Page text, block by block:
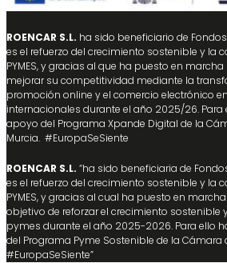
ROENCAR S.L. ha sido beneficiario de
es el refuerzo del crecimiento sostenible y la
PYMES, y gracias al que ha puesto en
mejorar su competitividad mediante la
promoción online y el comercio electrónico
internacionales durante el año 2025/26.
apoyo del Programa Xpande Digital de la
Murcia. #EuropaSeSiente
ROENCAR S.L. “ha sido beneficiaria de
es el refuerzo del crecimiento sostenible y la
PYMES, y gracias al cual ha puesto en
objetivo de reforzar el crecimiento sostenible
pymes durante el año 2025-2026. Para ello
del Programa Pyme Sostenible de la Cámara
#EuropaSeSiente”